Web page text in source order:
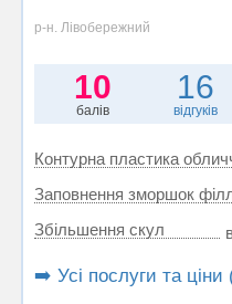
р-н. Лівобережний
10
балів
16
відгуків
Контурна пластика
Заповнення зморшок
Збільшення скул
➡️ Усі послуги та ціни